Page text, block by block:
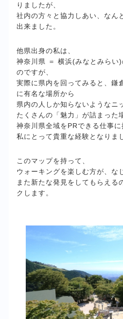
りましたが、
社内の方々と協力しあい、なん
出来ました。
他県出身の私は、
神奈川県 ＝ 横浜(みなとみらい
のですが、
実際に県内を回ってみると、鎌
に有名な場所から
県内の人しか知らないようなニ
たくさんの「魅力」が詰まった
神奈川県全域をPRできる仕事に
私にとって貴重な経験となりま
このマップを持って、
ウォーキングを楽しむ方が、な
また新たな発見をしてもらえ
クします。